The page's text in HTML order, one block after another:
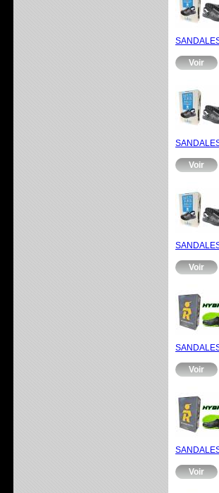
Voir
Voir
Voir
Voir
Voir